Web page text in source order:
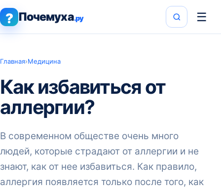
? Почемуха.ру ☰
Главная›Медицина
Как избавиться от
аллергии?
В современном обществе очень много
людей, которые страдают от аллергии и не
знают, как от нее избавиться. Как правило,
аллергия появляется только после того, как